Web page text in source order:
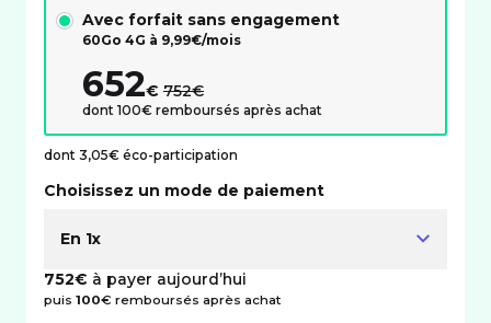
Avec forfait sans engagement
60Go 4G à 9,99€/mois
652€ 752€
dont 100€ remboursés après achat
dont 3,05€ éco-participation
Choisissez un mode de paiement
En 1x
752€ à payer aujourd’hui
puis 100€ remboursés après achat